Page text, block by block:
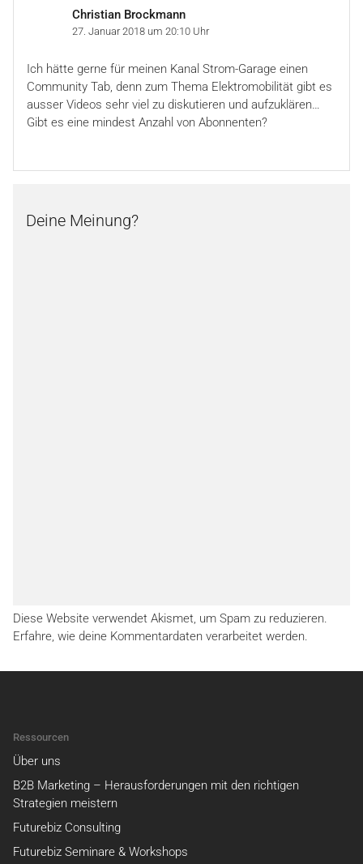
Christian Brockmann
27. Januar 2018 um 20:10 Uhr
Ich hätte gerne für meinen Kanal Strom-Garage einen
Community Tab, denn zum Thema Elektromobilität gibt es
ausser Videos sehr viel zu diskutieren und aufzuklären…
Gibt es eine mindest Anzahl von Abonnenten?
Deine Meinung?
Diese Website verwendet Akismet, um Spam zu reduzieren.
Erfahre, wie deine Kommentardaten verarbeitet werden.
Ressourcen
Über uns
B2B Marketing – Herausforderungen mit den richtigen
Strategien meistern
Futurebiz Consulting
Futurebiz Seminare & Workshops